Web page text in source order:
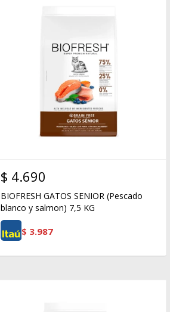
$ 4.690
BIOFRESH GATOS SENIOR (Pescado
blanco y salmon) 7,5 KG
$ 3.987